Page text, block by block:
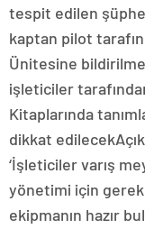
tespit edilen
kaptan pilot
Ünitesine
işleticiler
Kitaplarında
dikkat
‘İşleticiler varış
yönetimi için
ekipmanın hazır